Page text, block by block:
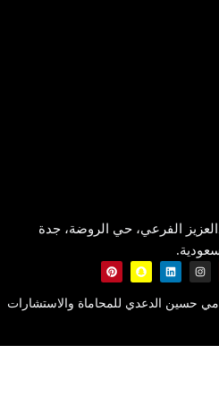
الفرعي، حي الروضة، جدة
حسين الدعدي للمحاماة والاستشارات